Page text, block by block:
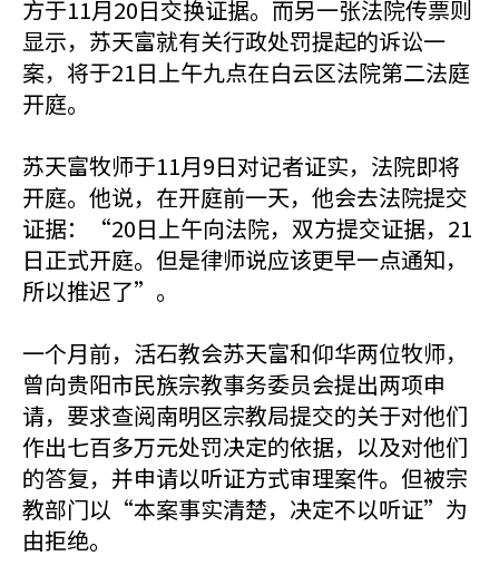
方于11月20日交换证据。而另一张法院传票则
显示，苏天富就有关行政处罚提起的诉讼一
案，将于21日上午九点在白云区法院第二法庭
开庭。
苏天富牧师于11月9日对记者证实，法院即将
开庭。他说，在开庭前一天，他会去法院提交
证据：“20日上午向法院，双方提交证据，21
日正式开庭。但是律师说应该更早一点通知，
所以推迟了”。
一个月前，活石教会苏天富和仰华两位牧师，
曾向贵阳市民族宗教事务委员会提出两项申
请，要求查阅南明区宗教局提交的关于对他们
作出七百多万元处罚决定的依据，以及对他们
的答复，并申请以听证方式审理案件。但被宗
教部门以“本案事实清楚，决定不以听证”为
由拒绝。